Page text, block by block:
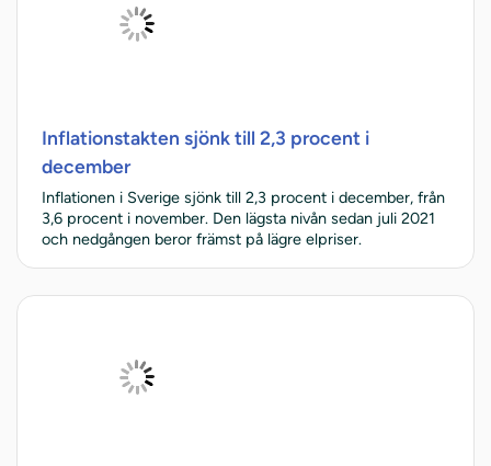
Inflationstakten sjönk till 2,3 procent i
december
Inflationen i Sverige sjönk till 2,3 procent i december, från
3,6 procent i november. Den lägsta nivån sedan juli 2021
och nedgången beror främst på lägre elpriser.